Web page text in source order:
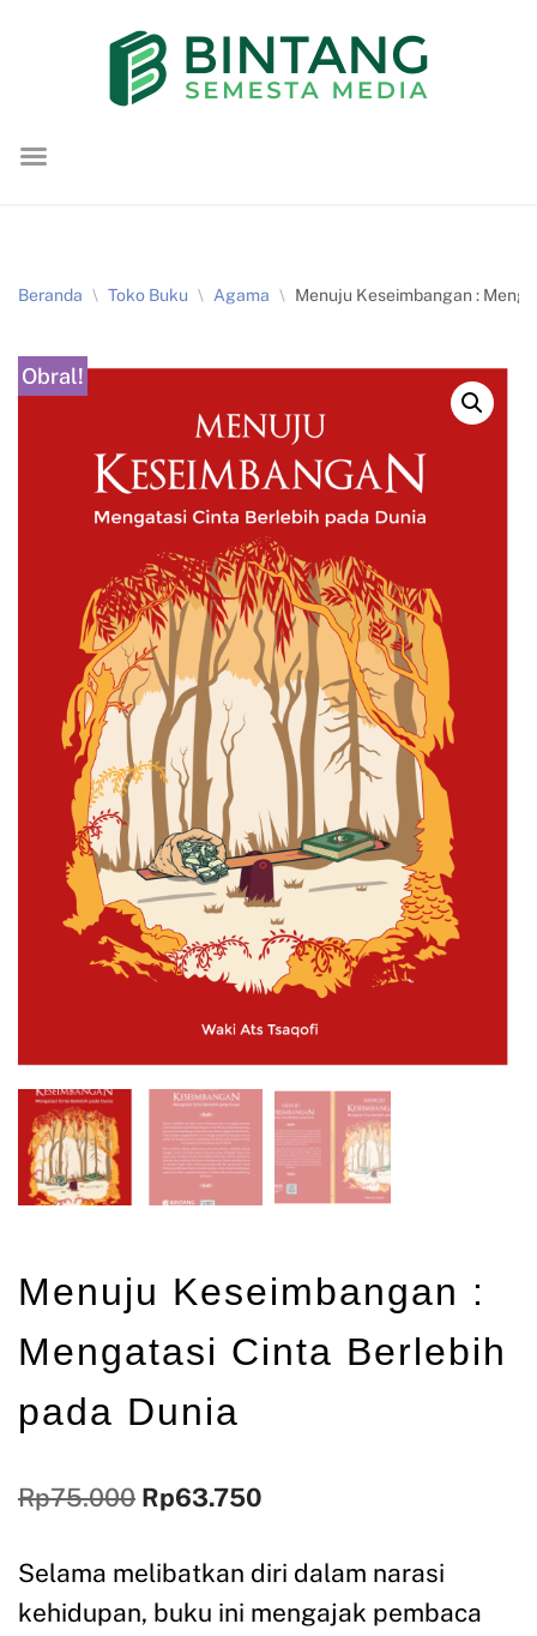
konten
Beranda \ Toko Buku \ Agama \ Menuju Keseimbangan :
Obral!
Menuju Keseimbangan :
Mengatasi Cinta Berlebih
pada Dunia
Rp75.000 Rp63.750
Selama melibatkan diri dalam narasi
kehidupan, buku ini mengajak pembaca